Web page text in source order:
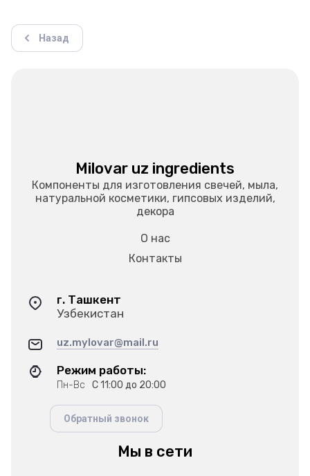
Назад
Milovar uz ingredients
Компоненты для изготовления свечей, мыла,
натуральной косметики, гипсовых изделий,
декора
О нас
Контакты
г. Ташкент
Узбекистан
uz.mylovar@mail.ru
Режим работы:
Пн-Вс С 11:00 до 20:00
Обратный звонок
Мы в сети